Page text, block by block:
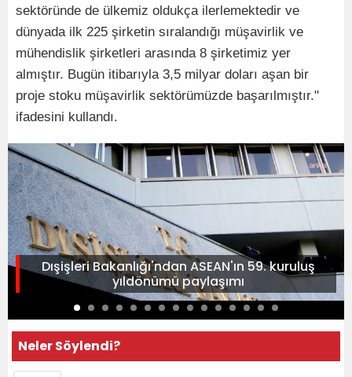
sektöründe de ülkemiz oldukça ilerlemektedir ve
dünyada ilk 225 şirketin sıralandığı müşavirlik ve
mühendislik şirketleri arasında 8 şirketimiz yer
almıştır. Bugün itibarıyla 3,5 milyar doları aşan bir
proje stoku müşavirlik sektörümüzde başarılmıştır."
ifadesini kullandı.
Dışişleri Bakanlığı'ndan ASEAN'ın 59. kuruluş
yıldönümü paylaşımı
Neler Söylendi?